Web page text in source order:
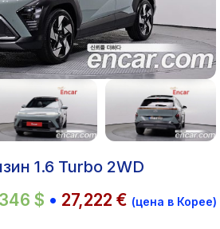
1.6 Turbo 2WD
$ • 27,222 € (цена в Корее)